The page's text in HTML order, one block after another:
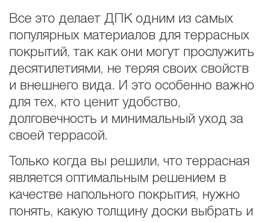
Все это делает ДПК одним из самых
популярных материалов для террасных
покрытий, так как они могут прослужить
десятилетиями, не теряя своих свойств
и внешнего вида. И это особенно важно
для тех, кто ценит удобство,
долговечность и минимальный уход за
своей террасой.
Только когда вы решили, что террасная
является оптимальным решением в
качестве напольного покрытия, нужно
понять, какую толщину доски выбрать и